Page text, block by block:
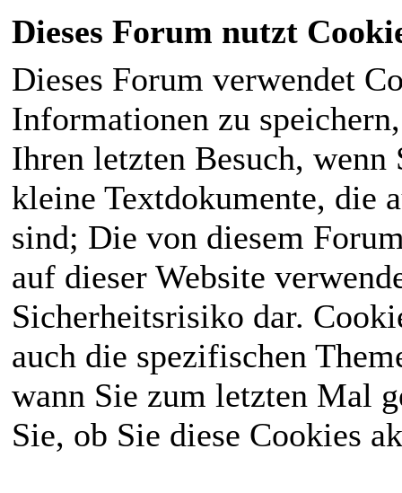
Dieses Forum nutzt
Dieses Forum verwendet
Informationen zu
Ihren letzten Besuch,
kleine Textdokumente, die
sind; Die von diesem
auf dieser Website
Sicherheitsrisiko dar.
auch die spezifischen
wann Sie zum letzten Mal
Sie, ob Sie diese Cookies